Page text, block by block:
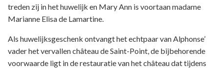
treden zij in het huwelijk en Mary Ann is voortaan madame
Marianne Elisa de Lamartine.
Als huwelijksgeschenk ontvangt het echtpaar van Alphonse’
vader het vervallen château de Saint-Point, de bijbehorende
voorwaarde ligt in de restauratie van het château dat tijdens